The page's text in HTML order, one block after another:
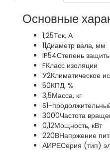
Основные
1,25Ток, А
11Диаметр вала, мм
IP54Степень защиты
FКласс изоляции
У2Климатическое
50КПД, %
3,5Масса, кг
S1-
3000Частота
0,12Мощность, кВт
220ВНапржение
АИРЕСерия (тип)